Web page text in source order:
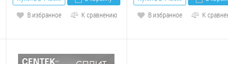
В избранное
К сравнению
В избранное
К